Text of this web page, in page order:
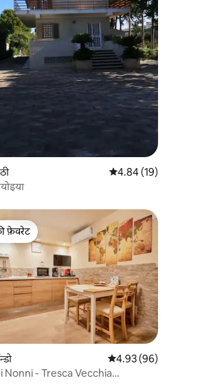
समीक्षाएँ औसत रेटिंग 5 में से 4.84,
4.84 (19)
फ़ेवरेट
फ़ेवरेट
औसत रेटिंग 5 में से 4.93,
4.93 (96)
Nonni - Tresca Vecchia